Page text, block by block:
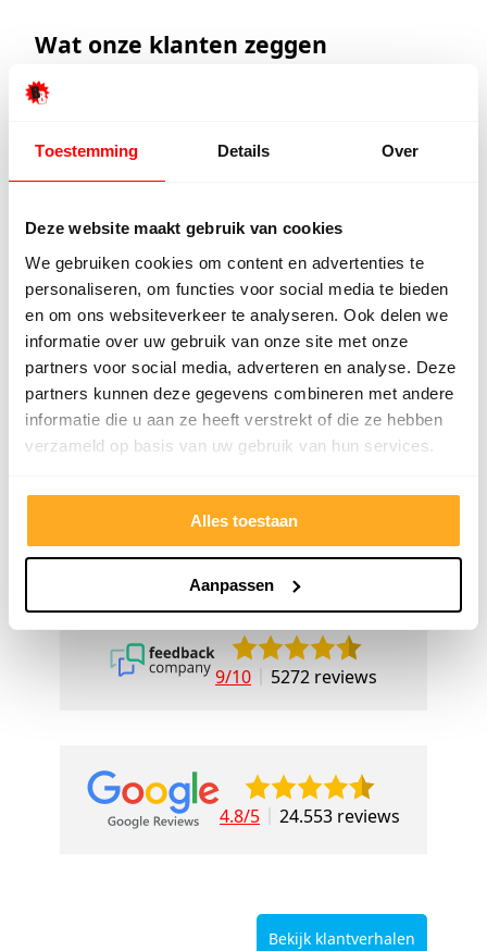
Toestemming Details Over
Deze website maakt gebruik van cookies
We gebruiken cookies om content en advertenties te
personaliseren, om functies voor social media te bieden
en om ons websiteverkeer te analyseren. Ook delen we
informatie over uw gebruik van onze site met onze
partners voor social media, adverteren en analyse. Deze
partners kunnen deze gegevens combineren met andere
informatie die u aan ze heeft verstrekt of die ze hebben
verzameld op basis van uw gebruik van hun services.
Alles toestaan
Aanpassen
Wat onze klanten zeggen
Onze klanten beoordelen ons met een
9/10
Hester Schaap
Top geholpen en voor een mooie prijs
alles kunnen kopen wat ik wil. Heel
vriendelijk, meedenkend en
tegemoetkomend personeel! Bedankt!
Het
denkt
goed
voor
9/10 5272 reviews
4.8/5 24.553 reviews
Bekijk klantverhalen